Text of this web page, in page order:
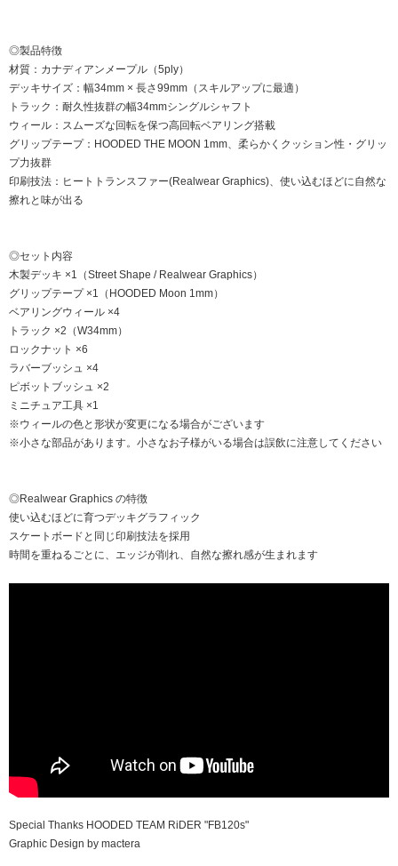
◎製品特徴
材質：カナディアンメープル（5ply）
デッキサイズ：幅34mm × 長さ99mm（スキルアップに最適）
トラック：耐久性抜群の幅34mmシングルシャフト
ウィール：スムーズな回転を保つ高回転ベアリング搭載
グリップテープ：HOODED THE MOON 1mm、柔らかくクッション性・グリッ
プ力抜群
印刷技法：ヒートトランスファー(Realwear Graphics)、使い込むほどに自然な
擦れと味が出る
◎セット内容
木製デッキ ×1（Street Shape / Realwear Graphics）
グリップテープ ×1（HOODED Moon 1mm）
ベアリングウィール ×4
トラック ×2（W34mm）
ロックナット ×6
ラバーブッシュ ×4
ピボットブッシュ ×2
ミニチュア工具 ×1
※ウィールの色と形状が変更になる場合がございます
※小さな部品があります。小さなお子様がいる場合は誤飲に注意してください
◎Realwear Graphics の特徴
使い込むほどに育つデッキグラフィック
スケートボードと同じ印刷技法を採用
時間を重ねるごとに、エッジが削れ、自然な擦れ感が生まれます
Special Thanks HOODED TEAM RiDER "FB120s"
Graphic Design by mactera